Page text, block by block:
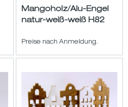
Mangoholz/Alu-Engel
natur-weiß-weiß H82
Preise nach Anmeldung.